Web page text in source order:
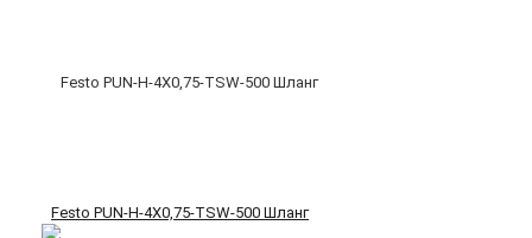
Festo PUN-H-4X0,75-TSW-500 Шланг